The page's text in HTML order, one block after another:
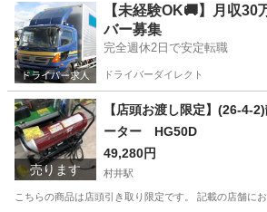
長野 松本市 村井駅 その他 WindCore
【未経験OK🚚】月収30
バー募集
完全週休2日で安定転職
ドライバーダイレクト
売ります
【店頭お渡し限定】(26-4-
ーター HG50D
49,280円
村井駅
こちらの商品は店頭引き取り限定です。 記載の店舗